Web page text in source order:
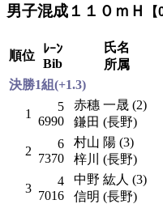
男子混成１１０ｍＨ
順位
ﾚｰﾝ
Bib
氏名
所属
決勝1組(+1.3)
1
5
6990
赤穗 一晟 (2)
鎌田 (長野)
2
6
7370
村山 陽 (3)
梓川 (長野)
3
4
7016
中野 紘人 (3)
信明 (長野)